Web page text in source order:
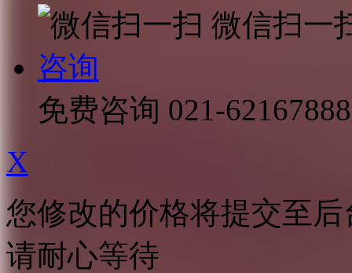
微信扫一
咨询
免费咨询 021-62167888
X
您修改的价格将提交至
请耐心等待